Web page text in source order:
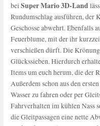
beiSuper Mario 3D-Land
Rundumschlag ausführen,
Geschosse abwehrt. Ebenfalls
Feuerblume, mit der ihr
verschießen dürft. Die
Glückssieben. Hierdurch
Items um euch herum, die der
Außerdem schon aus den
Wasser zu fahren oder per
Fahrverhalten im kühlen Nass
die Gleitpassagen eine nette